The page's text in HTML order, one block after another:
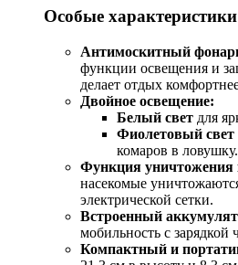
Особые
Антимоскитный
функции освещения и
делает отдых
Двойное освещение:
Белый свет для
Фиолетовый
комаров в ловушку.
Функция уничтожения
насекомые
электрической сетки.
Встроенный
мобильность с зарядкой
Компактный и